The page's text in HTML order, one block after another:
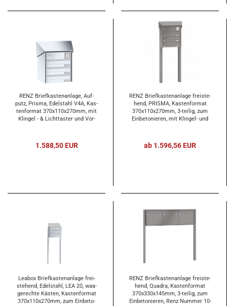
RENZ Brief­kas­ten­an­la­ge, Auf­
putz, Pris­ma, Edel­stahl V4A, Kas­
ten­for­mat 370x110x270mm, mit
Klin­gel - & Licht­tas­ter und Vor­
1.588,50 EUR
RENZ Brief­kas­ten­an­la­ge frei­ste­
hend, PRIS­MA, Kas­ten­for­mat
370x110x270mm, 3-​tei­lig, zum
Ein­be­to­nie­ren, mit Klingel-​​ und
ab 1.596,56 EUR
Lea­box Brief­kas­ten­an­la­ge frei­
ste­hend, Edel­stahl, LEA 20, waa­
ge­rech­te Käs­ten, Kas­ten­for­mat
370x110x270mm, zum Ein­be­to­
RENZ Brief­kas­ten­an­la­ge frei­ste­
hend, Qua­dra, Kas­ten­for­mat
370x330x145mm, 3-​tei­lig, zum
Ein­be­to­nie­ren, Renz Num­mer 10-​